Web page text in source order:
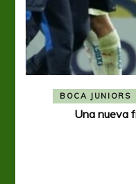
BOCA JUNIORS
Una nueva